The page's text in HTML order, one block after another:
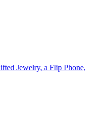
Jewelry, a Flip Phone,